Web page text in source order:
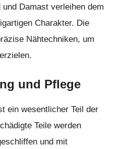
Damast verleihen dem
Charakter. Die
Nähtechniken, um
und Pflege
ein wesentlicher Teil der
Teile werden
und mit